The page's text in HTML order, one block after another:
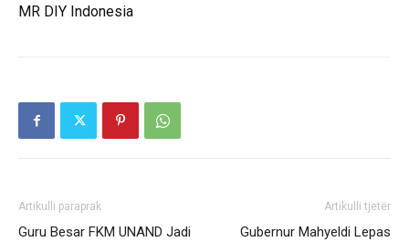
MR DIY Indonesia
Artikulli paraprak
Guru Besar FKM UNAND Jadi
Artikulli tjetër
Gubernur Mahyeldi Lepas